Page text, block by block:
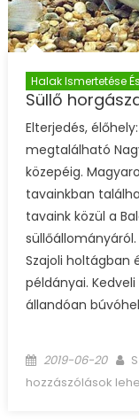
Halak Ismertetése
Süllő
Elterjedés,
megtalálható
közepéig.
tavainkban
tavaink közül a
Szajoli holtágban
példányai.
állandóan
Posted on
2019-06-20
hozzászólások